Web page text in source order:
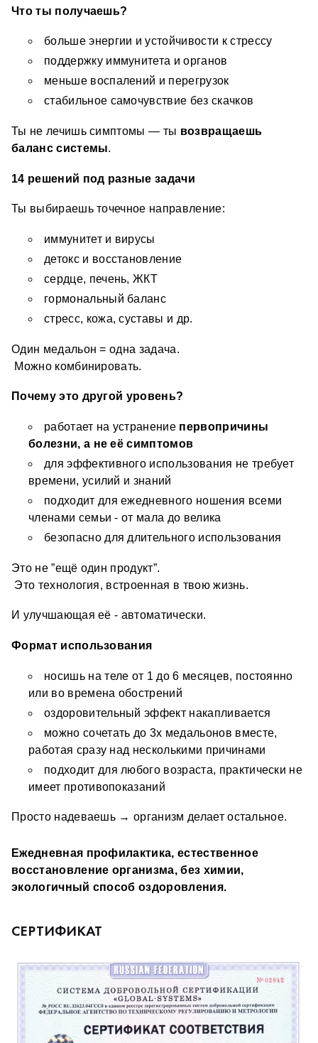
Что ты получаешь?
больше энергии и устойчивости к стрессу
поддержку иммунитета и органов
меньше воспалений и перегрузок
стабильное самочувствие без скачков
Ты не лечишь симптомы — ты возвращаешь
баланс системы.
14 решений под разные задачи
Ты выбираешь точечное направление:
иммунитет и вирусы
детокс и восстановление
сердце, печень, ЖКТ
гормональный баланс
стресс, кожа, суставы и др.
Один медальон = одна задача.
Можно комбинировать.
Почему это другой уровень?
работает на устранение первопричины
болезни, а не её симптомов
для эффективного использования не требует
времени, усилий и знаний
подходит для ежедневного ношения всеми
членами семьи - от мала до велика
безопасно для длительного использования
Это не ”ещё один продукт”.
Это технология, встроенная в твою жизнь.
И улучшающая её - автоматически.
Формат использования
носишь на теле от 1 до 6 месяцев, постоянно
или во времена обострений
оздоровительный эффект накапливается
можно сочетать до 3х медальонов вместе,
работая сразу над несколькими причинами
подходит для любого возраста, практически не
имеет противопоказаний
Просто надеваешь → организм делает остальное.
Ежедневная профилактика, естественное
восстановление организма, без химии,
экологичный способ оздоровления.
СЕРТИФИКАТ